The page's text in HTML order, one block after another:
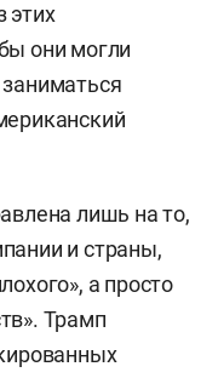
этих
они могли
лишь на то,
и страны,
а просто
Трамп